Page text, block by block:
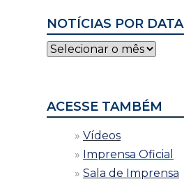
NOTÍCIAS POR DATA
Notícias
por
ACESSE TAMBÉM
Vídeos
Imprensa Oficial
Sala de Imprensa